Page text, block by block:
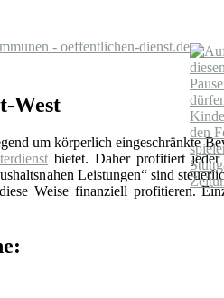
- oeffentlichen-dienst.de
West
um körperlich eingeschränkte
bietet. Daher profitiert jeder
Leistungen“ sind
Weise finanziell profitieren.